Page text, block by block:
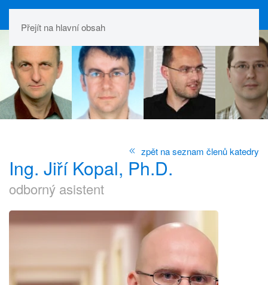
Přejít na hlavní obsah
zpět na seznam členů katedry
Ing. Jiří Kopal, Ph.D.
odborný asistent